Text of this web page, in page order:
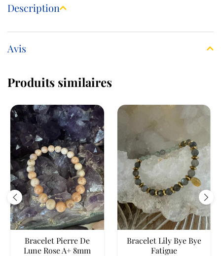
Description
Avis
Produits similaires
Bracelet Pierre De
Lune Rose A+ 8mm
Bracelet Lily Bye Bye
Fatigue